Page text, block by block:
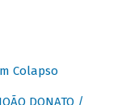
Colapso